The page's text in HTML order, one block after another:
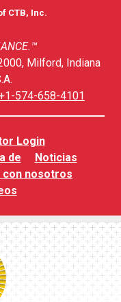
CTB, Inc.
Milford, Indiana
574-658-4101
Login
de
Noticias
con nosotros